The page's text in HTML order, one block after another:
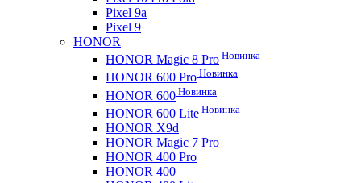
Pixel 9a
Pixel 9
HONOR
HONOR Magic 8 Pro Новинка
HONOR 600 Pro Новинка
HONOR 600 Новинка
HONOR 600 Lite Новинка
HONOR X9d
HONOR Magic 7 Pro
HONOR 400 Pro
HONOR 400